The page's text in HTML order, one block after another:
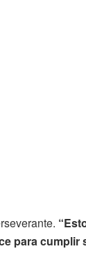
para cumplir